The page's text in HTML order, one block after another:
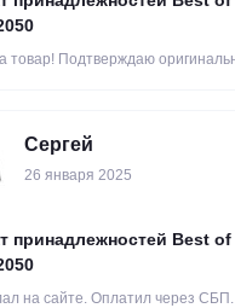
товар! Подтверждаю
Сергей
26 января 2025
принадлежностей Best of
на сайте. Оплатил через